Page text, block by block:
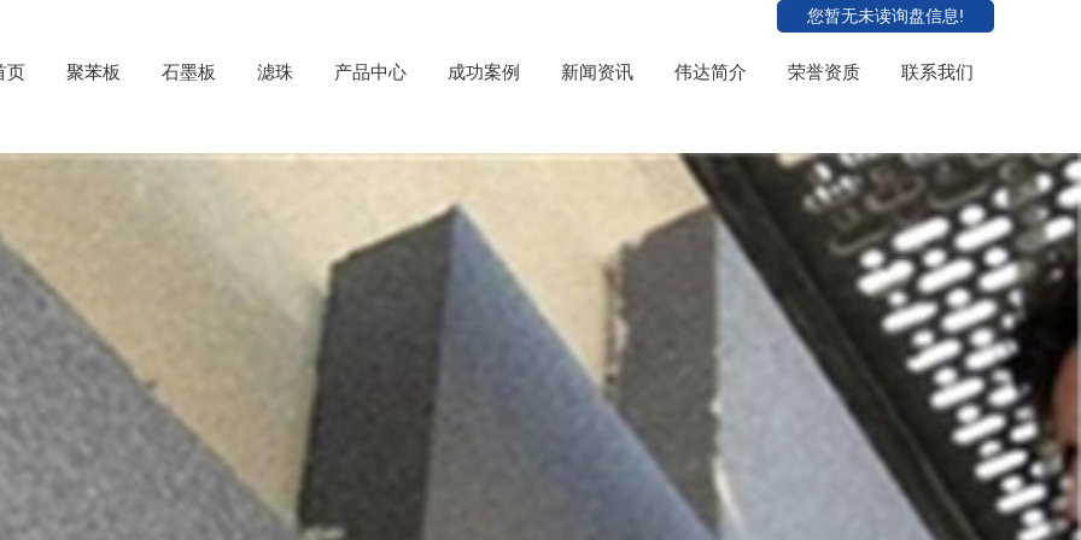
页 聚苯板 石墨板 滤珠 产品中心 成功案例 新闻资讯 伟达简介 荣誉资质 联系我们
您暂无未读询盘信息!